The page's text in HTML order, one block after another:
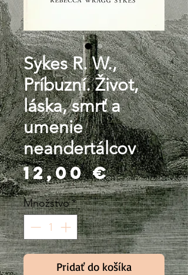
Sykes R. W.,
Príbuzní. Život,
láska, smrť a
umenie
neandertálcov
12,00 €Price
Množstvo*
Pridať do košíka